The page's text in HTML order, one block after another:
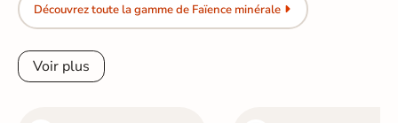
Découvrez toute la gamme de Faïence minérale
Voir plus